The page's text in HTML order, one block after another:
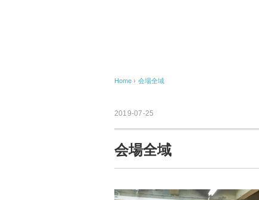
Home › 会場全域
2019-07-25
会場全域